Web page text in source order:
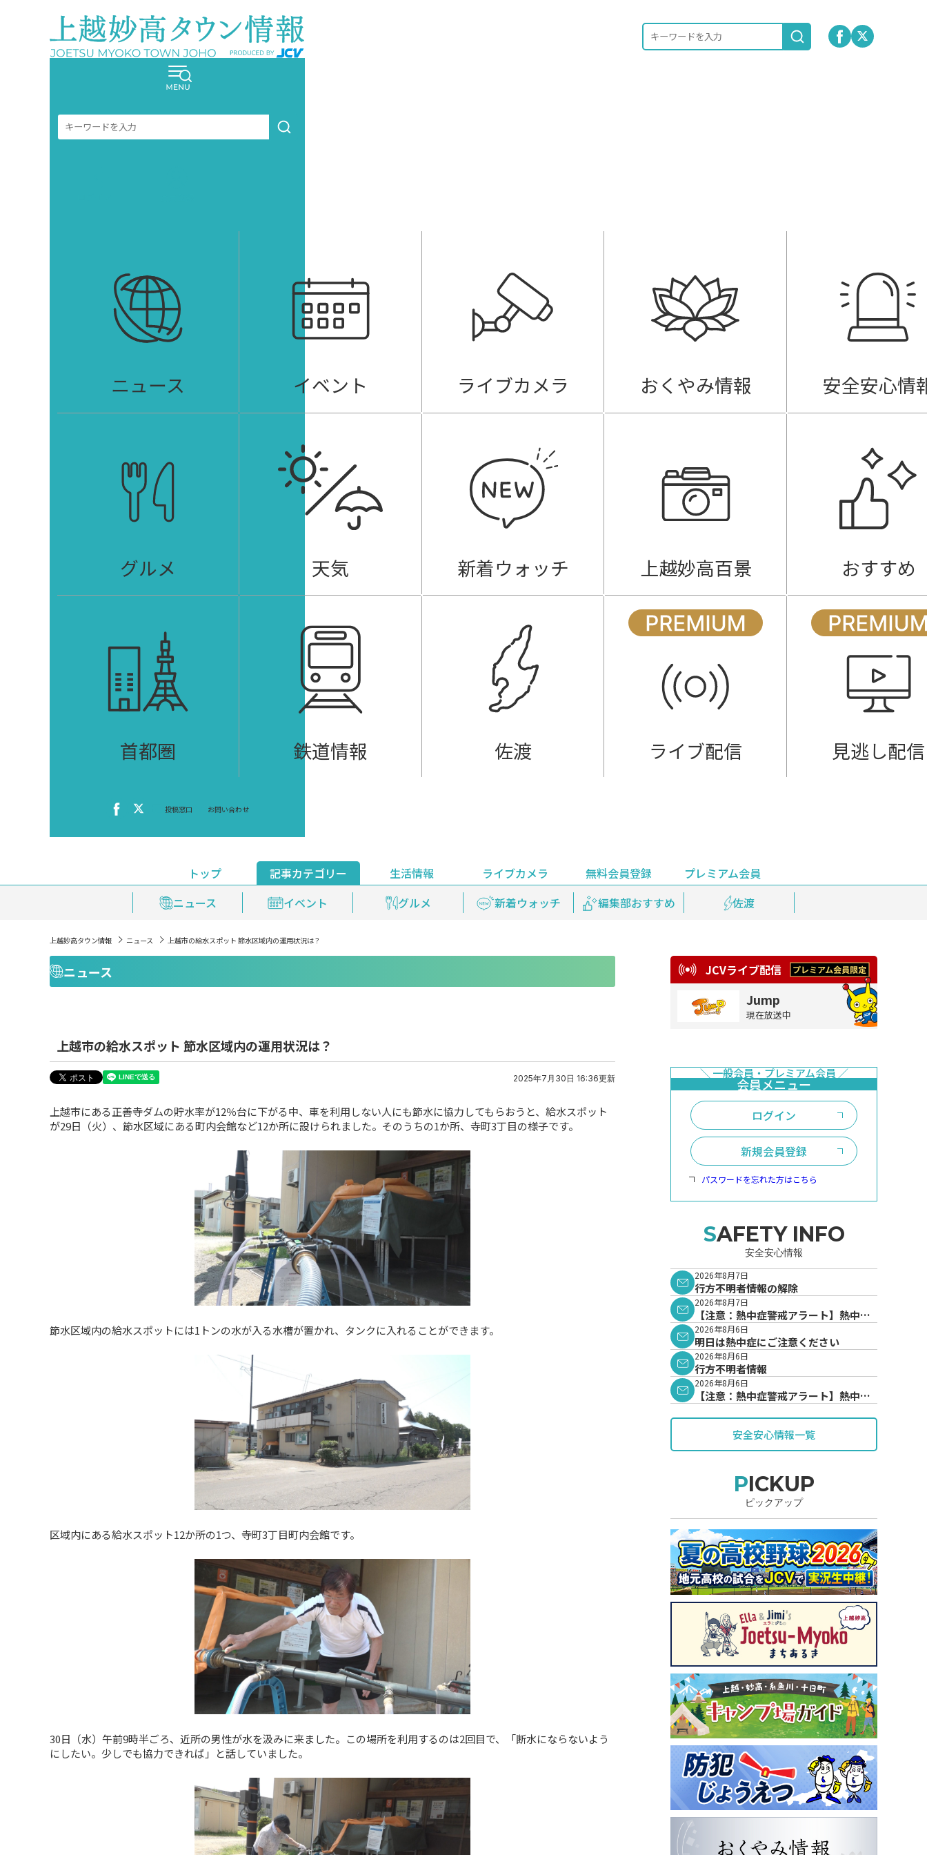
ニュース イベント ライブカメラ おくやみ情報 安全安心情
グルメ 天気 新着ウォッチ 上越妙高百景 おすすめ
首都圏 鉄道情報 佐渡 ライブ配信 見逃し配信
投稿窓口 お問い合わせ
トップ
記事カテゴリー
ニュース
イベント グルメ 新着ウォッチ 編集部おすすめ 佐渡
生活情報
おくやみ情報
安全安心情報 天気 上越妙高百景 鉄道情報
ライブカメラ 無料会員登録
プレミアム会員
ライブ配信
見逃し配信 プレミアム会員登録
上越妙高タウン情報 ニュース 上越市の給水スポット 節水区域内の運用状況は？
ニュース
上越市の給水スポット 節水区域内の運用状況は？
2025年7月30日 16:36更新
上越市にある正善寺ダムの貯水率が12％台に下がる中、車を利用しない人にも節水に協力してもらおうと、給水スポット
が29日（火）、節水区域にある町内会館など12か所に設けられました。そのうちの1か所、寺町3丁目の様子です。
節水区域内の給水スポットには1トンの水が入る水槽が置かれ、タンクに入れることができます。
区域内にある給水スポット12か所の1つ、寺町3丁目町内会館です。
30日（水）午前9時半ごろ、近所の男性が水を汲みに来ました。この場所を利用するのは2回目で、「断水にならないよう
にしたい。少しでも協力できれば」と話していました。
JCVライブ配信
Jump
現在放送中
ログイン
新規会員登録
パスワードを忘れた方はこちら
SAFETY INFO
安全安心情報
2026年8月7日
行方不明者情報の解除
2026年8月7日
【注意：熱中症警戒アラート】熱中症
警戒アラートが発表されています。
2026年8月6日
明日は熱中症にご注意ください
2026年8月6日
行方不明者情報
2026年8月6日
【注意：熱中症警戒アラート】熱中症
安全安心情報一覧
PICKUP
ピックアップ